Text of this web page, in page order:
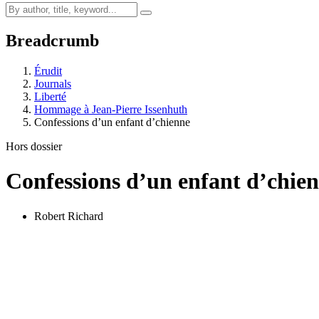
Breadcrumb
Érudit
Journals
Liberté
Hommage à Jean-Pierre Issenhuth
Confessions d’un enfant d’chienne
Hors dossier
Confessions d’un enfant
Robert Richard